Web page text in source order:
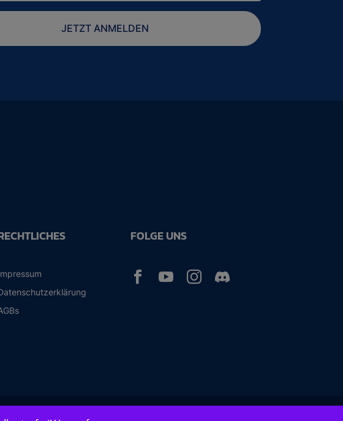
JETZT ANMELDEN
FOLGE UNS
  